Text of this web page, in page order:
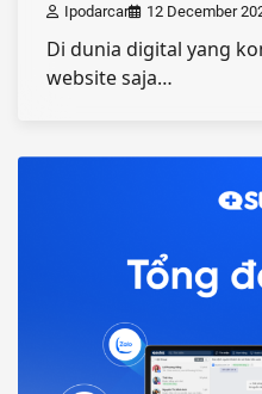
Ipodarcar 12 December
Di dunia digital yang
website saja…